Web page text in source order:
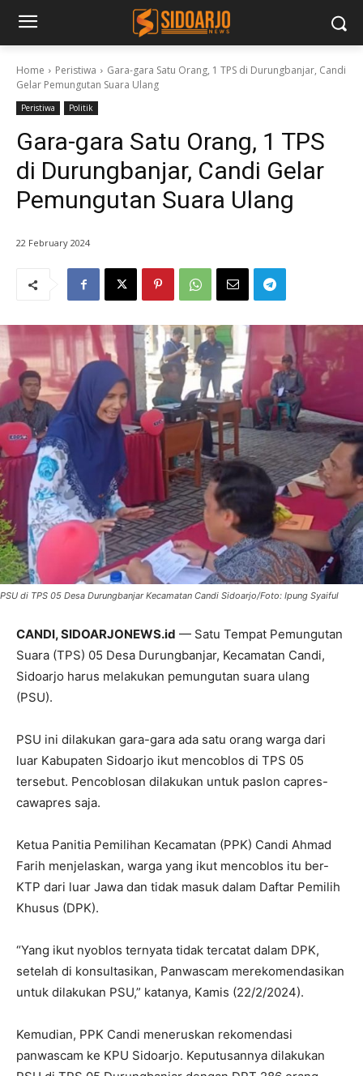
Home Peristiwa
Gara-gara Satu Orang, 1 TPS di Durungbanjar, Candi
Gelar Pemungutan Suara Ulang
Peristiwa Politik
Gara-gara Satu Orang, 1 TPS
di Durungbanjar, Candi Gelar
Pemungutan Suara Ulang
22 February 2024
PSU di TPS 05 Desa Durungbanjar Kecamatan Candi Sidoarjo/Foto: Ipung Syaiful
CANDI, SIDOARJONEWS.id — Satu Tempat Pemungutan
Suara (TPS) 05 Desa Durungbanjar, Kecamatan Candi,
Sidoarjo harus melakukan pemungutan suara ulang
(PSU).
PSU ini dilakukan gara-gara ada satu orang warga dari
luar Kabupaten Sidoarjo ikut mencoblos di TPS 05
tersebut. Pencoblosan dilakukan untuk paslon capres-
cawapres saja.
Ketua Panitia Pemilihan Kecamatan (PPK) Candi Ahmad
Farih menjelaskan, warga yang ikut mencoblos itu ber-
KTP dari luar Jawa dan tidak masuk dalam Daftar Pemilih
Khusus (DPK).
“Yang ikut nyoblos ternyata tidak tercatat dalam DPK,
setelah di konsultasikan, Panwascam merekomendasikan
untuk dilakukan PSU,” katanya, Kamis (22/2/2024).
Kemudian, PPK Candi meneruskan rekomendasi
panwascam ke KPU Sidoarjo. Keputusannya dilakukan